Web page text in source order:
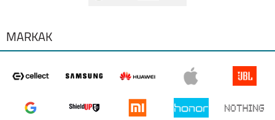
MÁRKÁK